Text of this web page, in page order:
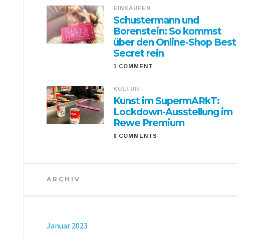
EINKAUFEN
Schustermann und
Borenstein: So kommst
über den Online-Shop Best
Secret rein
1 COMMENT
KULTUR
Kunst im SupermARkT:
Lockdown-Ausstellung im
Rewe Premium
0 COMMENTS
ARCHIV
Januar 2023